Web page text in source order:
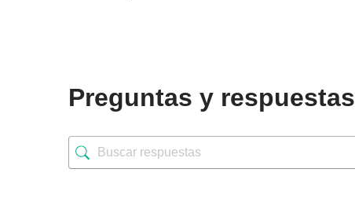
Preguntas y respuestas